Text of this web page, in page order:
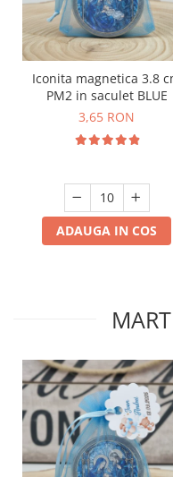
Iconita magnetica 3.8
PM2 in saculet BLUE
3,65 RON
ADAUGA IN COS